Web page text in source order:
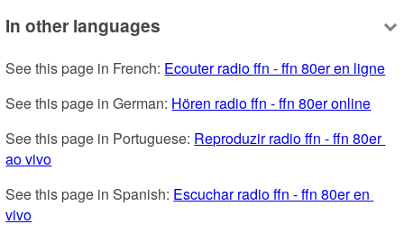
In other languages
See this page in French: Ecouter radio ffn - ffn 80er en ligne
See this page in German: Hören radio ffn - ffn 80er online
See this page in Portuguese: Reproduzir radio ffn - ffn 80er
ao vivo
See this page in Spanish: Escuchar radio ffn - ffn 80er en
vivo